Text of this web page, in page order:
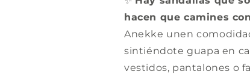
hacen que camines
Anekke unen
sintiéndote guapa en
vestidos, pantalones o